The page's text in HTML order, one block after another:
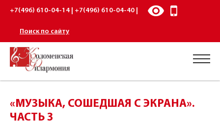
+7(496) 610-04-14 | +7(496) 610-04-40 |
Поиск по сайту
«МУЗЫКА, СОШЕДШАЯ С ЭКРАНА».
ЧАСТЬ 3